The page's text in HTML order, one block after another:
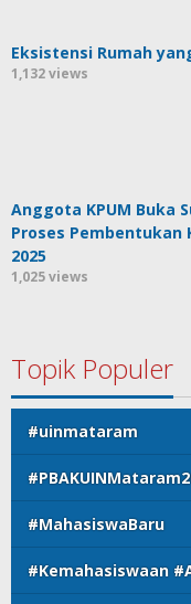
Eksistensi Rumah
1,132 views
Anggota KPUM Buka
Proses Pembentukan
2025
1,025 views
Topik Populer
#uinmataram
#MahasiswaBaru
#Kemahasiswaan